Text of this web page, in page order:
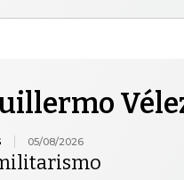
05/08/2026